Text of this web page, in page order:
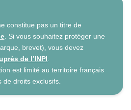
constitue pas un titre de
. Si vous souhaitez protéger une
brevet), vous devez
de l’INPI
est limité au territoire français
droits exclusifs.